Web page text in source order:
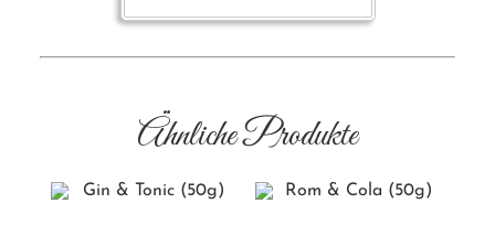
Ähnliche Produkte